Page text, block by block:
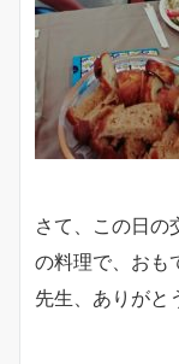
さて、この日の
の料理で、お
先生、ありがと